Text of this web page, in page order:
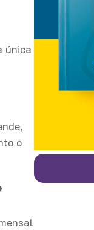
única
o